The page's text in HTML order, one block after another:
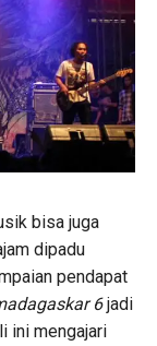
bisa juga
dipadu
pendapat
6jadi
ini mengajari